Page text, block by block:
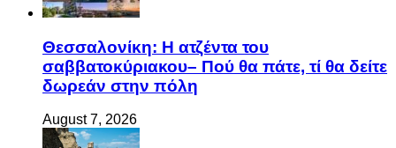
Θεσσαλονίκη: Η ατζέντα του
σαββατοκύριακου– Πού θα πάτε, τί θα δείτε
δωρεάν στην πόλη
August 7, 2026